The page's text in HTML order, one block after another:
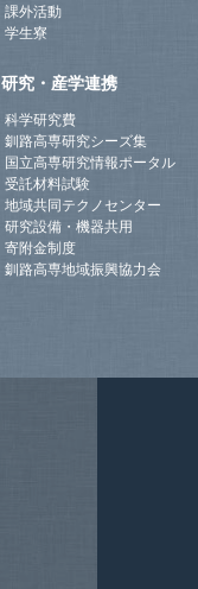
課外活動
学生寮
研究・産学連携
科学研究費
釧路高専研究シーズ集
国立高専研究情報ポータル
受託材料試験
地域共同テクノセンター
研究設備・機器共用
寄附金制度
釧路高専地域振興協力会